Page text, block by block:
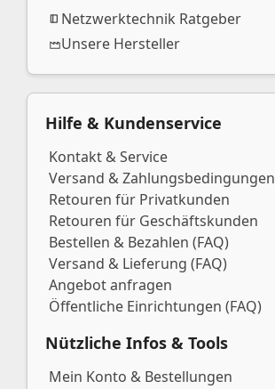
Netzwerktechnik Ratgeber
Unsere Hersteller
Hilfe & Kundenservice
Kontakt & Service
Versand & Zahlungsbedingungen
Retouren für Privatkunden
Retouren für Geschäftskunden
Bestellen & Bezahlen (FAQ)
Versand & Lieferung (FAQ)
Angebot anfragen
Öffentliche Einrichtungen (FAQ)
Nützliche Infos & Tools
Mein Konto & Bestellungen